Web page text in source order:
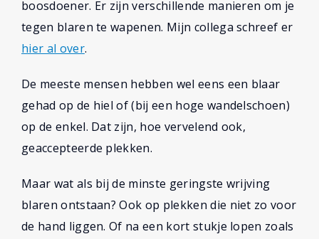
boosdoener. Er zijn verschillende manieren om je
tegen blaren te wapenen. Mijn collega schreef er
hier al over.
De meeste mensen hebben wel eens een blaar
gehad op de hiel of (bij een hoge wandelschoen)
op de enkel. Dat zijn, hoe vervelend ook,
geaccepteerde plekken.
Maar wat als bij de minste geringste wrijving
blaren ontstaan? Ook op plekken die niet zo voor
de hand liggen. Of na een kort stukje lopen zoals